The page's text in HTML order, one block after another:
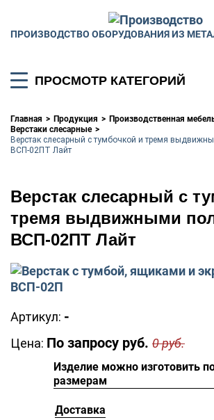
ПРОИЗВОДСТВО ОБОРУДОВАНИЯ ИЗ
ПРОСМОТР КАТЕГОРИЙ
Главная Продукция
Производственная
Верстаки слесарные
Верстак слесарный с тумбочкой и тремя
ВСП-02ПТ Лайт
Верстак слесарный с
тремя выдвижными
ВСП-02ПТ Лайт
Артикул: -
Цена: По запросу руб. 0руб.
Изделие можно изготовить
размерам
Доставка